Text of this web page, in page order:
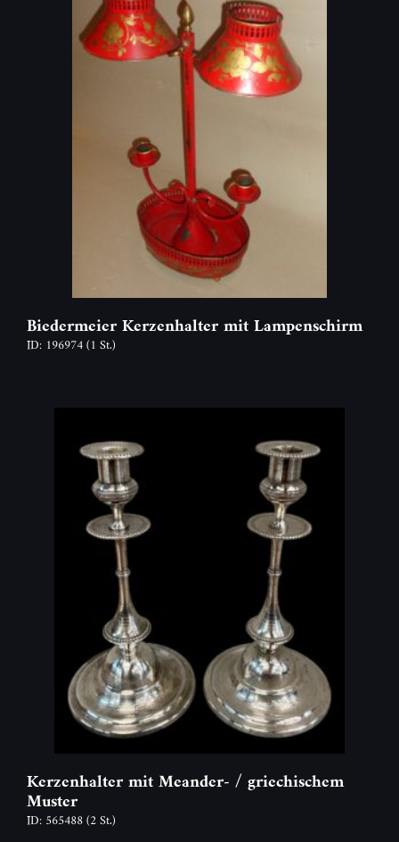
Biedermeier Kerzenhalter mit Lampenschirm
ID: 196974(1 St.)
Kerzenhalter mit Meander- / griechischem
Muster
ID: 565488(2 St.)